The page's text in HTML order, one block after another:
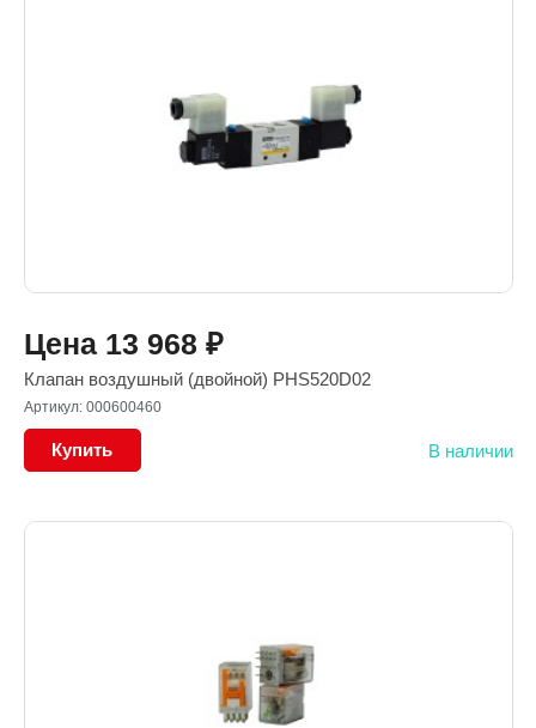
Цена 13 968 ₽
Клапан воздушный (двойной) PHS520D02
Артикул: 000600460
Купить В наличии